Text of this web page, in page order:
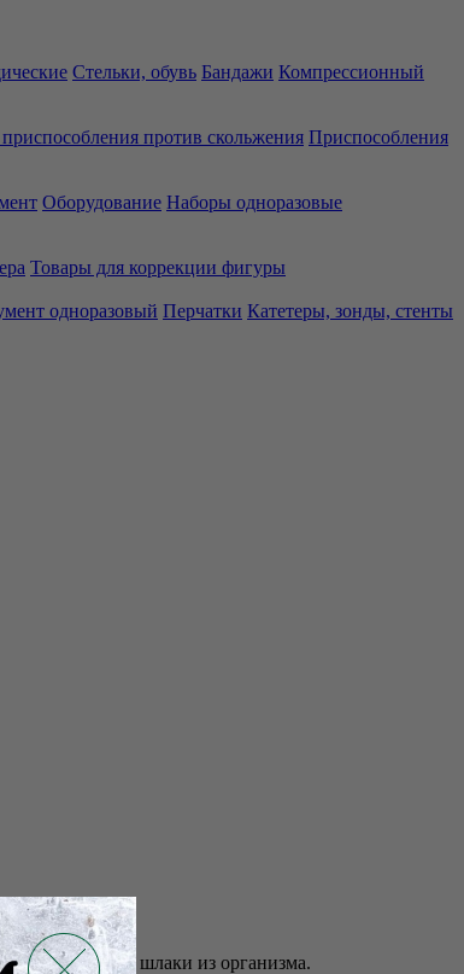
Стельки, обувь Бандажи Компрессионный
против скольжения Приспособления
Оборудование Наборы одноразовые
Товары для коррекции фигуры
одноразовый Перчатки Катетеры, зонды, стенты
же выводит шлаки из организма.